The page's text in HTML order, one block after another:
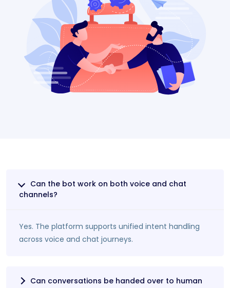
Can the bot work on both voice and chat
channels?
Yes. The platform supports unified intent handling
across voice and chat journeys.
Can conversations be handed over to human